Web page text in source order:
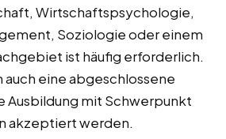
Wirtschaftspsychologie,
Soziologie oder einem
ist häufig erforderlich.
auch eine abgeschlossene
Ausbildung mit Schwerpunkt
akzeptiert werden.